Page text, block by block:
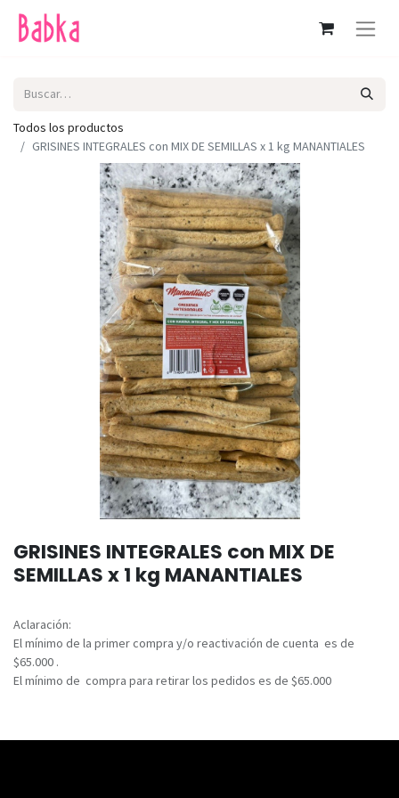
Todos los productos
GRISINES INTEGRALES con MIX DE SEMILLAS x 1 kg MANANTIALES
GRISINES INTEGRALES con MIX DE
SEMILLAS x 1 kg MANANTIALES
Aclaración:
El mínimo de la primer compra y/o reactivación de cuenta es de
$65.000 .
El mínimo de compra para retirar los pedidos es de $65.000